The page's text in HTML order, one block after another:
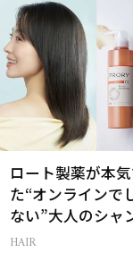
ロート製薬が本
た“オンラインで
ない”大人のシャ
トリートメントっ
HAIR